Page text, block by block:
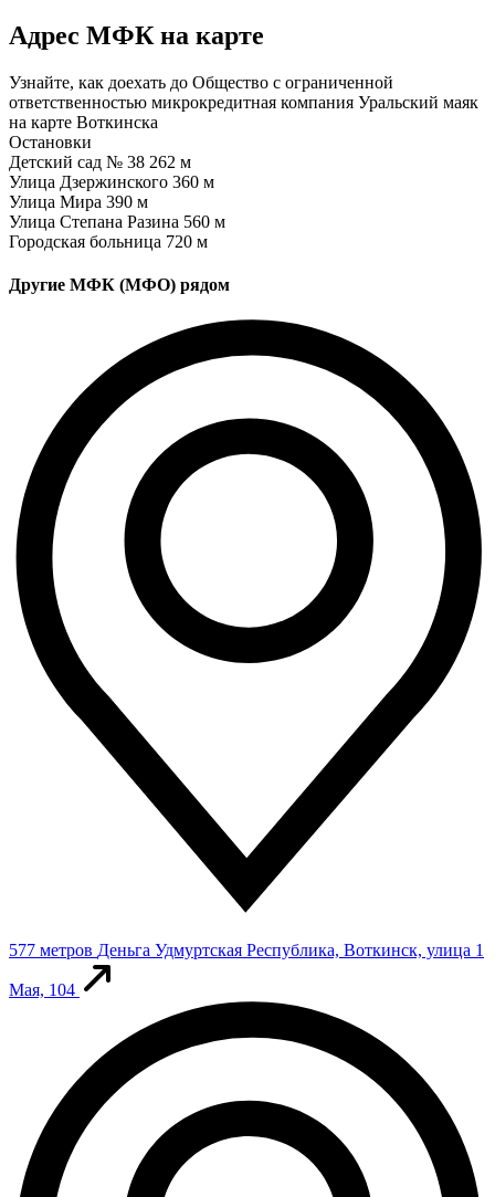
Адрес МФК на карте
Узнайте, как доехать до Общество с ограниченной
ответственностью микрокредитная компания Уральский маяк
на карте Воткинска
Остановки
Детский сад № 38 262 м
Улица Дзержинского 360 м
Улица Мира 390 м
Улица Степана Разина 560 м
Городская больница 720 м
Другие МФК (МФО) рядом
577 метров Деньга Удмуртская Республика, Воткинск, улица 1
Мая, 104